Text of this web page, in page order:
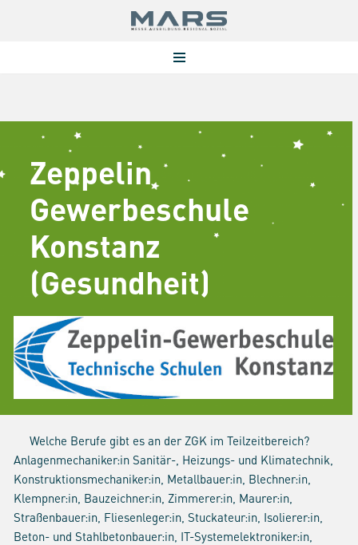
Zeppelin
Gewerbeschule
Konstanz
(Gesundheit)
Welche Berufe gibt es an der ZGK im Teilzeitbereich?
Anlagenmechaniker:in Sanitär-, Heizungs- und Klimatechnik,
Konstruktionsmechaniker:in, Metallbauer:in, Blechner:in,
Klempner:in, Bauzeichner:in, Zimmerer:in, Maurer:in,
Straßenbauer:in, Fliesenleger:in, Stuckateur:in, Isolierer:in,
Beton- und Stahlbetonbauer:in, IT-Systemelektroniker:in,